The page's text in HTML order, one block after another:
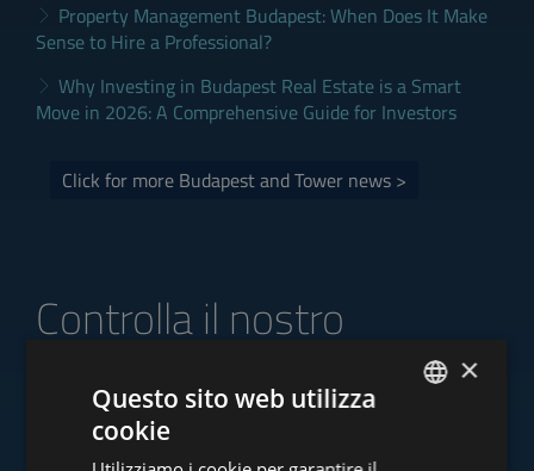
Property Management Budapest: When Does It Make
Sense to Hire a Professional?
Why Investing in Budapest Real Estate is a Smart
Move in 2026: A Comprehensive Guide for Investors
Click for more Budapest and Tower news >
Controlla il nostro
×
Questo sito web utilizza
cookie